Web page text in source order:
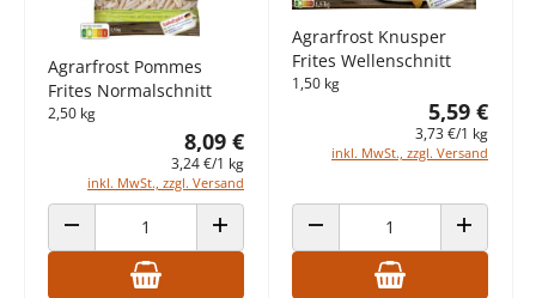
Agrarfrost Pommes
Frites Normalschnitt
2,50 kg
8,09 €
3,24 €/1 kg
inkl. MwSt., zzgl. Versand
ANZAHL VERRINGERN ANZAHL ERHÖHEN
Agrarfrost Knusper
Frites Wellenschnitt
1,50 kg
5,59 €
3,73 €/1 kg
inkl. MwSt., zzgl. Versand
ANZAHL VERRINGERN ANZAHL